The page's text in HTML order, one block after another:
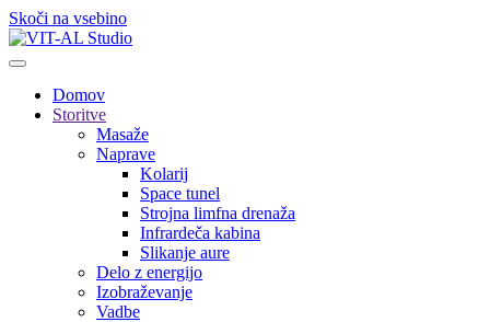
Skoči na vsebino
Domov
Storitve
Masaže
Naprave
Kolarij
Space tunel
Strojna limfna drenaža
Infrardeča kabina
Slikanje aure
Delo z energijo
Izobraževanje
Vadbe